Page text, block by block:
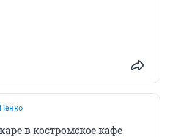
в костромское кафе